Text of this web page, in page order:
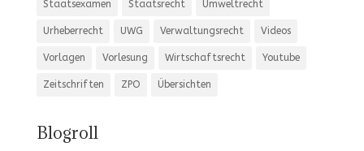
Staatsexamen Staatsrecht Umweltrecht
Urheberrecht UWG Verwaltungsrecht Videos
Vorlagen Vorlesung Wirtschaftsrecht Youtube
Zeitschriften ZPO Übersichten
Blogroll